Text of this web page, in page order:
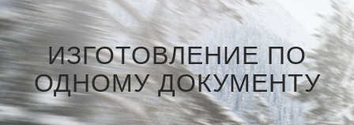
ИЗГОТОВЛЕНИЕ ПО
ОДНОМУ ДОКУМЕНТУ